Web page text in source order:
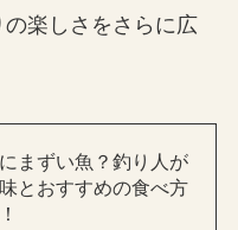
楽しさをさらに広
まずい魚？釣り人が
とおすすめの食べ方